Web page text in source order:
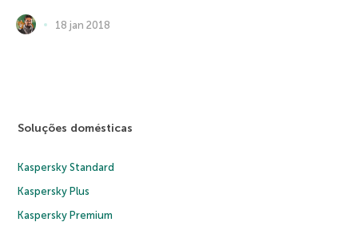
18 jan 2018
Soluções domésticas
Kaspersky Standard
Kaspersky Plus
Kaspersky Premium